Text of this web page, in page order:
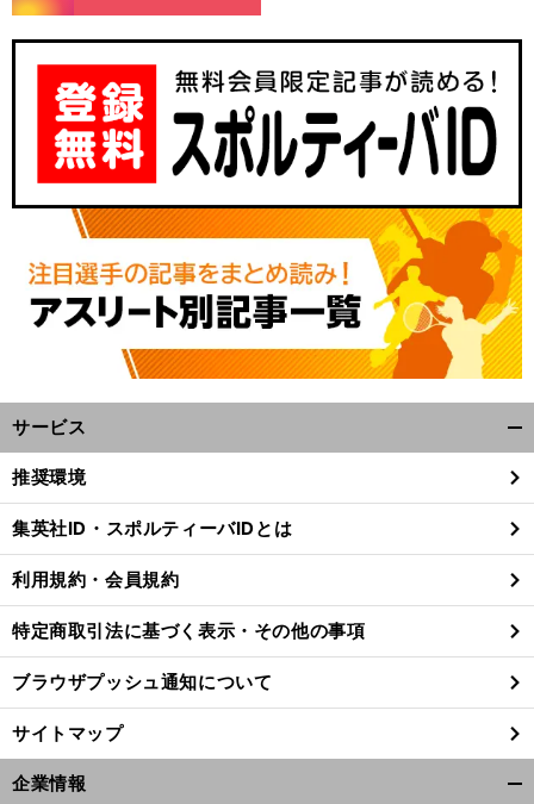
サービス
閉
る
推奨環境
集英社ID・スポルティーバIDとは
利用規約・会員規約
特定商取引法に基づく表示・その他の事項
ブラウザプッシュ通知について
サイトマップ
企業情報